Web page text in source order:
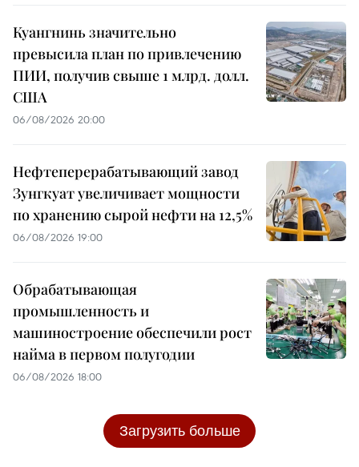
Куангнинь значительно
превысила план по привлечению
ПИИ, получив свыше 1 млрд. долл.
США
06/08/2026 20:00
Нефтеперерабатывающий завод
Зунгкуат увеличивает мощности
по хранению сырой нефти на 12,5%
06/08/2026 19:00
Обрабатывающая
промышленность и
машиностроение обеспечили рост
найма в первом полугодии
06/08/2026 18:00
Загрузить больше